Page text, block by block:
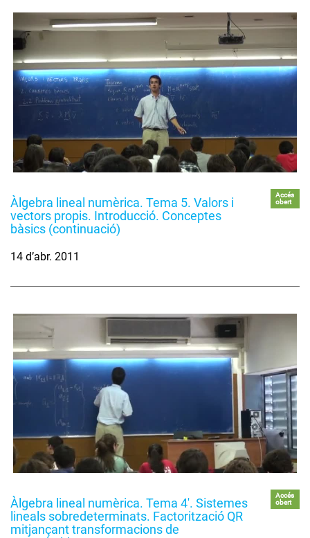
Àlgebra lineal numèrica. Tema 5. Valors i
vectors propis. Introducció. Conceptes
bàsics (continuació)
Accés
obert
14 d’abr. 2011
Àlgebra lineal numèrica. Tema 4'. Sistemes
lineals sobredeterminats. Factorització QR
mitjançant transformacions de
Accés
obert